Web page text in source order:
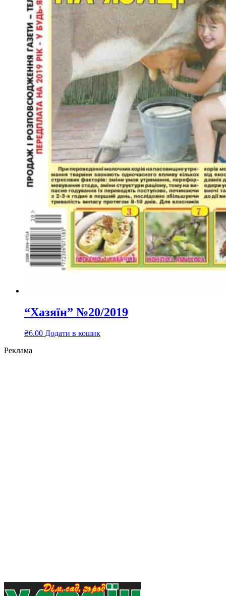
“Хазяїн” №20/2019
₴6.00 Додати в кошик
Реклама